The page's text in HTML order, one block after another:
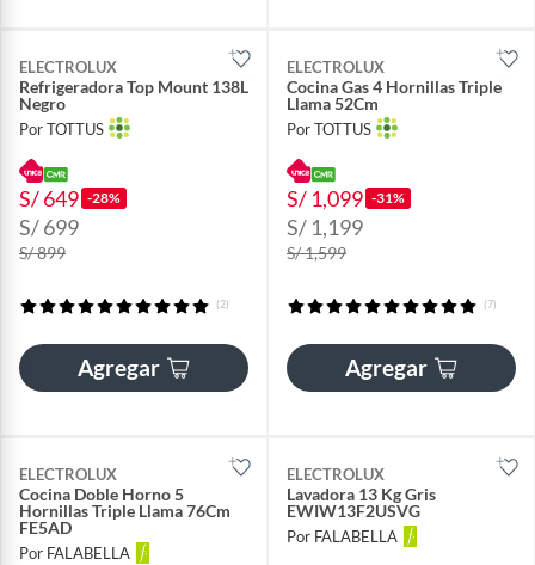
ELECTROLUX
Refrigeradora Top Mount 138L
Negro
Por TOTTUS
S/ 649 -28%
S/ 699
S/ 899
(2)
Agregar
ELECTROLUX
Cocina Gas 4 Hornillas Triple
Llama 52Cm
Por TOTTUS
S/ 1,099 -31%
S/ 1,199
S/ 1,599
(7)
Agregar
ELECTROLUX
Cocina Doble Horno 5
Hornillas Triple Llama 76Cm
FE5AD
Por FALABELLA
ELECTROLUX
Lavadora 13 Kg Gris
EWIW13F2USVG
Por FALABELLA